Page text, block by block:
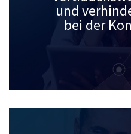
und
bei der